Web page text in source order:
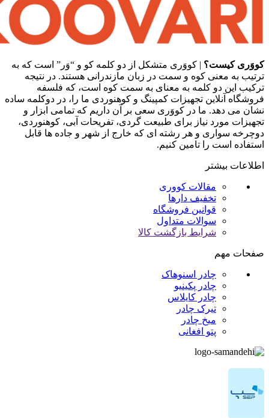
کووَری کیست؟ | کووَری متشکل از دو کلمه کو و “وَر” است که به
ترتیب به معنی کوه و سمت در زبان مازندرانی هستند. در نتیجه
ترکیب این دو کلمه به معنای به سمت کوه است، که فلسفه
فروشگاه آنلاین تجهیزات کمپینگ و کوهنوردی ما را، در دوکلمه ساده
نشان می دهد. ما در کووَری سعی بر آن داریم که تمامی ابزار و
تجهیزات مورد نیاز برای طبیعت گردی، تفریحات آبی، کوهنوردی،
دوچرخه سواری و هر رشته ای که خارج از شهر و جاده ها قابل
استفاده است را تامین کنیم.
اطلاعات بیشتر
مقالات کووری
تخفیف دارها
قوانین فروشگاه
سوالات متداول
شرایط بازگشت کالا
صفحات مهم
چادر اسنوهاک
چادر پکینیو
چادر کایلاس
تیرک چادر
میخ چادر
پتو افغانی